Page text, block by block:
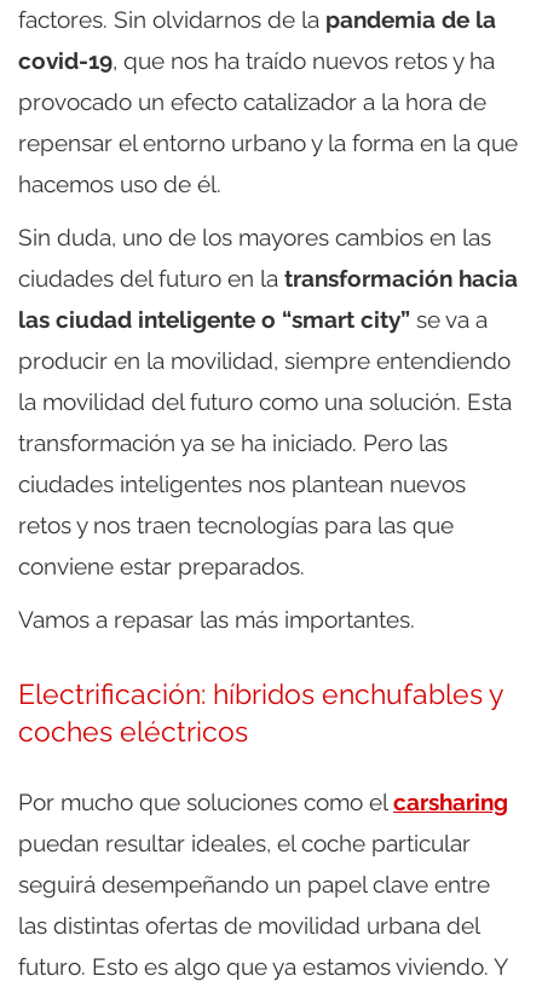
factores. Sin olvidarnos de la pandemia de la
covid-19, que nos ha traído nuevos retos y ha
provocado un efecto catalizador a la hora de
repensar el entorno urbano y la forma en la que
hacemos uso de él.
Sin duda, uno de los mayores cambios en las
ciudades del futuro en la transformación hacia
las ciudad inteligente o “smart city” se va a
producir en la movilidad, siempre entendiendo
la movilidad del futuro como una solución. Esta
transformación ya se ha iniciado. Pero las
ciudades inteligentes nos plantean nuevos
retos y nos traen tecnologías para las que
conviene estar preparados.
Vamos a repasar las más importantes.
Electrificación: híbridos enchufables y
coches eléctricos
Por mucho que soluciones como elcarsharing
puedan resultar ideales, el coche particular
seguirá desempeñando un papel clave entre
las distintas ofertas de movilidad urbana del
futuro. Esto es algo que ya estamos viviendo. Y